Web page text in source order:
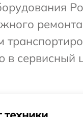
в сервисный